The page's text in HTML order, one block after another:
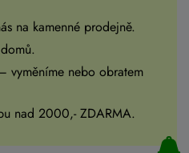
na kamenné prodejně.
vyměníme nebo obratem
nad 2000,- ZDARMA.